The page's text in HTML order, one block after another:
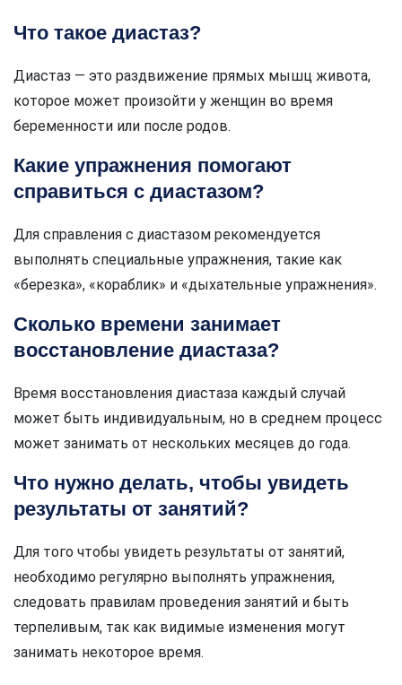
Что такое диастаз?
Диастаз — это раздвижение прямых мышц живота,
которое может произойти у женщин во время
беременности или после родов.
Какие упражнения помогают
справиться с диастазом?
Для справления с диастазом рекомендуется
выполнять специальные упражнения, такие как
«березка», «кораблик» и «дыхательные упражнения».
Сколько времени занимает
восстановление диастаза?
Время восстановления диастаза каждый случай
может быть индивидуальным, но в среднем процесс
может занимать от нескольких месяцев до года.
Что нужно делать, чтобы увидеть
результаты от занятий?
Для того чтобы увидеть результаты от занятий,
необходимо регулярно выполнять упражнения,
следовать правилам проведения занятий и быть
терпеливым, так как видимые изменения могут
занимать некоторое время.